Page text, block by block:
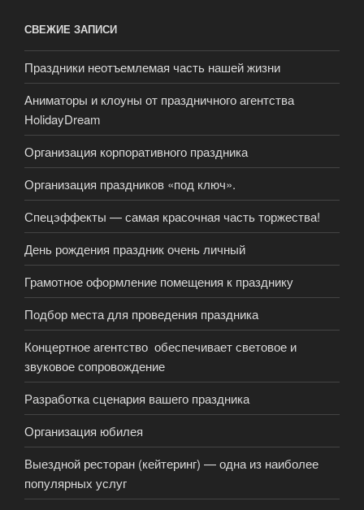
СВЕЖИЕ ЗАПИСИ
Праздники неотъемлемая часть нашей жизни
Аниматоры и клоуны от праздничного агентства
HolidayDream
Организация корпоративного праздника
Организация праздников «под ключ».
Спецэффекты — самая красочная часть торжества!
День рождения праздник очень личный
Грамотное оформление помещения к празднику
Подбор места для проведения праздника
Концертное агентство обеспечивает световое и
звуковое сопровождение
Разработка сценария вашего праздника
Организация юбилея
Выездной ресторан (кейтеринг) — одна из наиболее
популярных услуг